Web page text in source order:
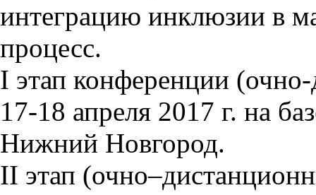
интеграцию инклюзии в
процесс.
I этап конференции
17-18 апреля 2017 г. на
Нижний Новгород.
II этап